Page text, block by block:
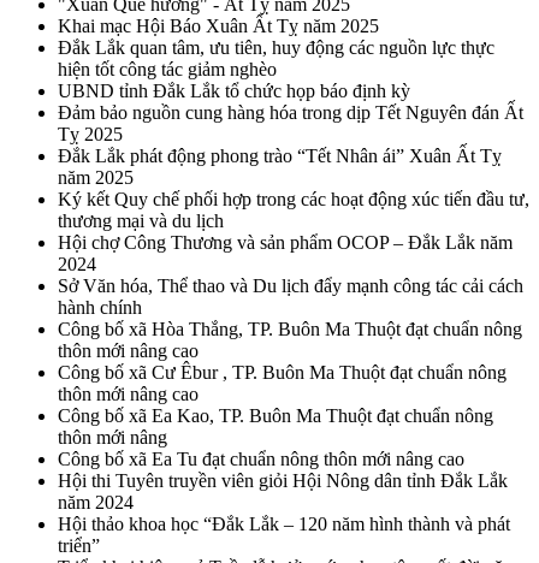
"Xuân Quê hương" - Ất Tỵ năm 2025
Khai mạc Hội Báo Xuân Ất Tỵ năm 2025
Đắk Lắk quan tâm, ưu tiên, huy động các nguồn lực thực
hiện tốt công tác giảm nghèo
UBND tỉnh Đắk Lắk tổ chức họp báo định kỳ
Đảm bảo nguồn cung hàng hóa trong dịp Tết Nguyên đán Ất
Tỵ 2025
Đắk Lắk phát động phong trào “Tết Nhân ái” Xuân Ất Tỵ
năm 2025
Ký kết Quy chế phối hợp trong các hoạt động xúc tiến đầu tư,
thương mại và du lịch
Hội chợ Công Thương và sản phẩm OCOP – Đắk Lắk năm
2024
Sở Văn hóa, Thể thao và Du lịch đẩy mạnh công tác cải cách
hành chính
Công bố xã Hòa Thắng, TP. Buôn Ma Thuột đạt chuẩn nông
thôn mới nâng cao
Công bố xã Cư Êbur , TP. Buôn Ma Thuột đạt chuẩn nông
thôn mới nâng cao
Công bố xã Ea Kao, TP. Buôn Ma Thuột đạt chuẩn nông
thôn mới nâng
Công bố xã Ea Tu đạt chuẩn nông thôn mới nâng cao
Hội thi Tuyên truyền viên giỏi Hội Nông dân tỉnh Đắk Lắk
năm 2024
Hội thảo khoa học “Đắk Lắk – 120 năm hình thành và phát
triển”